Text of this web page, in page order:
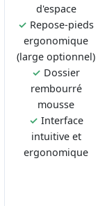
d'espace
✓ Repose-pieds
ergonomique
(large optionnel)
✓ Dossier
rembourré
mousse
✓ Interface
intuitive et
ergonomique